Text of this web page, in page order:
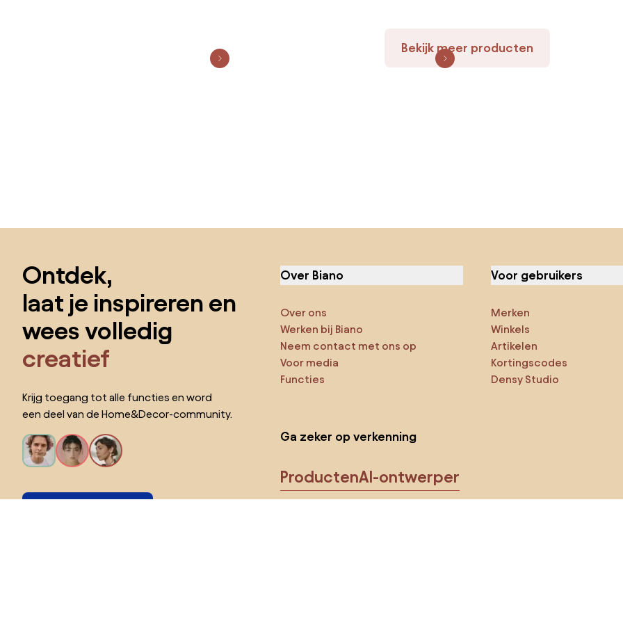
Bekijk meer producten
Ontdek,
laat je inspireren en
wees volledig
creatief
Krijg toegang tot alle functies en word
een deel van de Home&Decor-community.
Over Biano
Over ons
Werken bij Biano
Neem contact met ons op
Voor media
Functies
Voor gebruikers
Merken
Winkels
Artikelen
Kortingscodes
Densy Studio
Ga zeker op verkenning
ProductenAI-ontwerper